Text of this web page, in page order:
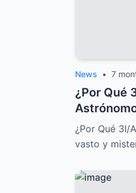
News • 7
¿Por Qué
¿Por Qué 3I/
vasto y